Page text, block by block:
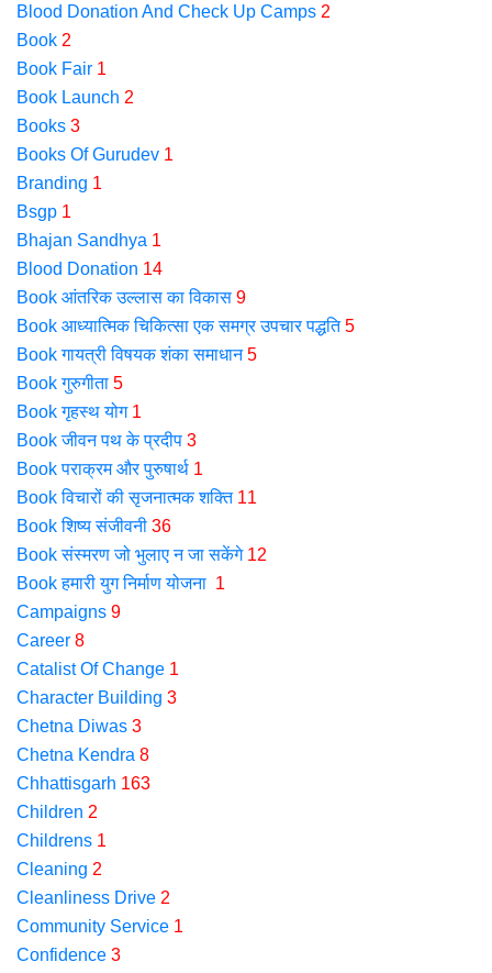
Blood Donation And Check Up Camps 2
Book 2
Book Fair 1
Book Launch 2
Books 3
Books Of Gurudev 1
Branding 1
Bsgp 1
Bhajan Sandhya 1
Blood Donation 14
Book आंतरिक उल्लास का विकास 9
Book आध्यात्मिक चिकित्सा एक समग्र उपचार पद्धति 5
Book गायत्री विषयक शंका समाधान 5
Book गुरुगीता 5
Book गृहस्थ योग 1
Book जीवन पथ के प्रदीप 3
Book पराक्रम और पुरुषार्थ 1
Book विचारों की सृजनात्मक शक्ति 11
Book शिष्य संजीवनी 36
Book संस्मरण जो भुलाए न जा सकेंगे 12
Book हमारी युग निर्माण योजना 1
Campaigns 9
Career 8
Catalist Of Change 1
Character Building 3
Chetna Diwas 3
Chetna Kendra 8
Chhattisgarh 163
Children 2
Childrens 1
Cleaning 2
Cleanliness Drive 2
Community Service 1
Confidence 3